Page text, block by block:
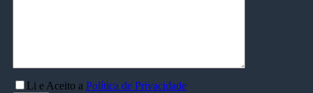
Li e Aceito a Política de Privacidade